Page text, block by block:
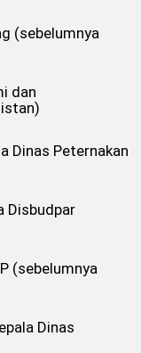
(sebelumnya
dan
Dinas Peternakan
Disbudpar
(sebelumnya
Dinas